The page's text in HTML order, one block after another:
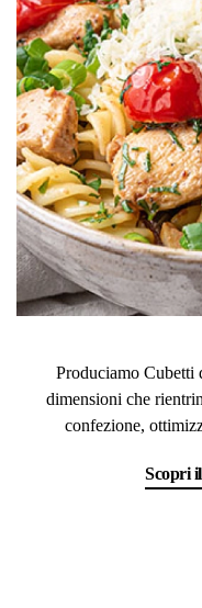
Produciamo Cubetti
dimensioni che
confezione,
Scopri